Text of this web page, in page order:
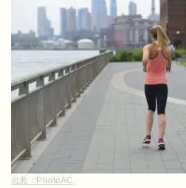
出典： PhotoAC